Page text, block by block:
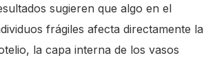
sugieren que algo en el
frágiles afecta directamente la
la capa interna de los vasos